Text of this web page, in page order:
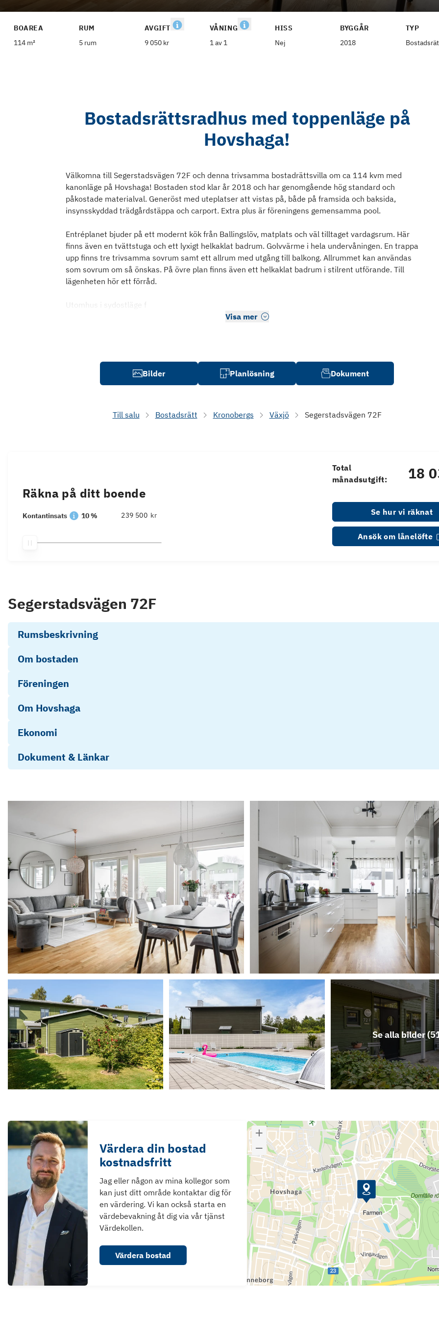
BOAREA
114 m²
RUM
5 rum
AVGIFT
9 050 kr
VÅNING
1 av 1
HISS
Nej
BYGGÅR
2018
TYP
Bostadsrättsradhus med toppenläge på
Hovshaga!
Välkomna till Segerstadsvägen 72F och denna trivsamma bostadrättsvilla om ca 114 kvm med
kanonläge på Hovshaga! Bostaden stod klar år 2018 och har genomgående hög standard och
påkostade materialval. Generöst med uteplatser att vistas på, både på framsida och baksida,
insynsskyddad trädgårdstäppa och carport. Extra plus är föreningens gemensamma pool.
Entréplanet bjuder på ett modernt kök från Ballingslöv, matplats och väl tilltaget vardagsrum. Här
finns även en tvättstuga och ett lyxigt helkaklat badrum. Golvvärme i hela undervåningen. En trappa
upp finns tre trivsamma sovrum samt ett allrum med utgång till balkong. Allrummet kan användas
som sovrum om så önskas. På övre plan finns även ett helkaklat badrum i stilrent utförande. Till
lägenheten hör ett förråd.
Utomhus i sydostläge f
Visa mer
Bilder Planlösning Dokument
Till salu Bostadsrätt Kronobergs Växjö Segerstadsvägen 72F
Räkna på ditt boende
Kontantinsats 10 % kr
Total
månadsutgift:
18
Se hur vi räknat
Ansök om lånelöfte
Segerstadsvägen 72F
Rumsbeskrivning
Om bostaden
Föreningen
Om Hovshaga
Ekonomi
Dokument & Länkar
Se alla bilder (
Värdera din bostad
kostnadsfritt
Jag eller någon av mina kollegor som
kan just ditt område kontaktar dig för
en värdering. Vi kan också starta en
värdebevakning åt dig via vår tjänst
Värdekollen.
Värdera bostad